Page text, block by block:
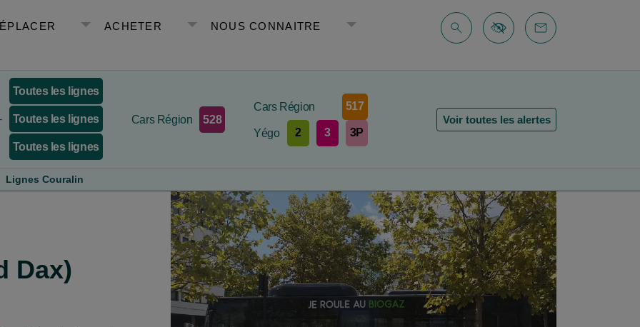
ACHETER NOUS CONNAITRE
Toutes les lignes
Toutes les lignes
Toutes les lignes
Cars Région 528
Cars Région 517
Yégo 2 3 3P
Voir toutes les alertes
Lignes Couralin
Dax)